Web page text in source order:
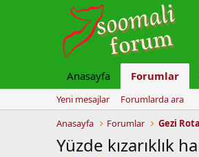
Anasayfa Forumlar
Yeni mesajlar
Forumlarda ara
Anasayfa
Forumlar Gezi
Yüzde kızarıklık